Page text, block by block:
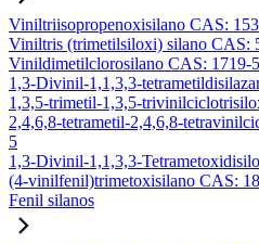
Viniltriisopropenoxisilano CAS:
Viniltris (trimetilsiloxi) silano CAS:
Vinildimetilclorosilano CAS: 1719-
1,3-Divinil-1,1,3,3-
1,3,5-trimetil-1,3,5-
2,4,6,8-tetrametil-2,4,6,8-
5
1,3-Divinil-1,1,3,3-
(4-vinilfenil)trimetoxisilano CAS:
Fenil silanos